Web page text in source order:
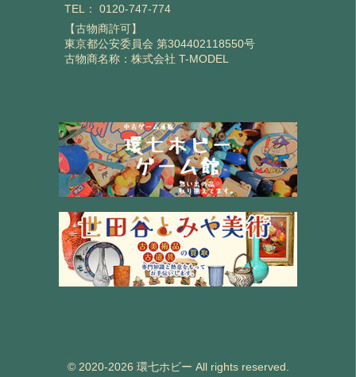
TEL： 0120-747-774
【古物商許可】
東京都公安委員会 第304402118550号
古物商名称：株式会社 T-MODEL
© 2020-2026 環七ホビー All rights reserved.